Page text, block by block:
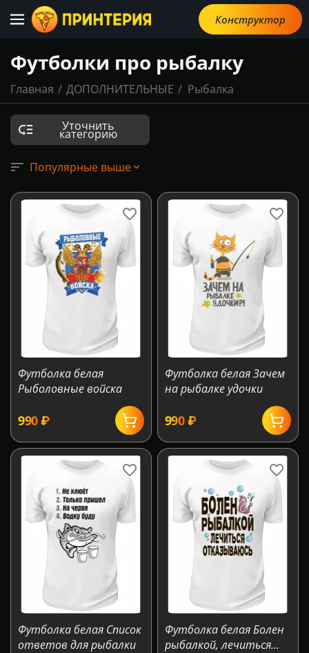
Конструктор
Футболки про рыбалку
Главная / ДОПОЛНИТЕЛЬНЫЕ / Рыбалка
Уточнить
категорию
Популярные выше
Футболка белая
Рыболовные войска
‍990‍₽
Футболка белая Зачем
на рыбалке удочки
‍990‍₽
Футболка белая Список
ответов для рыбалки
Футболка белая Болен
рыбалкой, лечиться